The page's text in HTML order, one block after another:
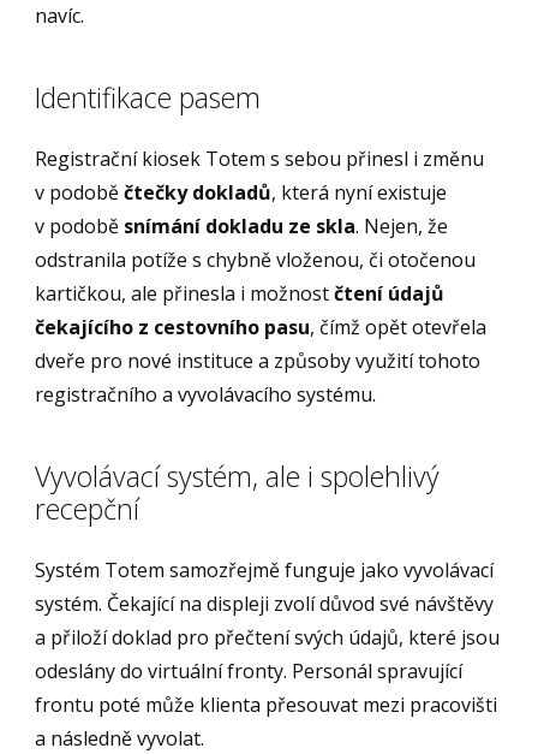
navíc.
Identifikace pasem
Registrační kiosek Totem s sebou přinesl i změnu
v podoběčtečky dokladů, která nyní existuje
v podobě snímání dokladu ze skla. Nejen, že
odstranila potíže s chybně vloženou, či otočenou
kartičkou, ale přinesla i možnostčtení údajů
čekajícího z cestovního pasu, čímž opět otevřela
dveře pro nové instituce a způsoby využití tohoto
registračního a vyvolávacího systému.
Vyvolávací systém, ale i spolehlivý
recepční
Systém Totem samozřejmě funguje jako vyvolávací
systém. Čekající na displeji zvolí důvod své návštěvy
a přiloží doklad pro přečtení svých údajů, které jsou
odeslány do virtuální fronty. Personál spravující
frontu poté může klienta přesouvat mezi pracovišti
a následně vyvolat.